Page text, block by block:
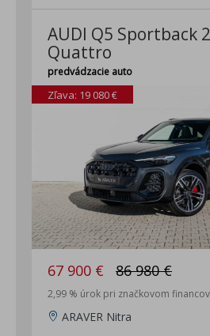
AUDI Q5 Sportback
Quattro
predvádzacie auto
Zľava: 19 080 €
67 900 € 86 980 €
2,99 % úrok pri značkovom
ARAVER Nitra